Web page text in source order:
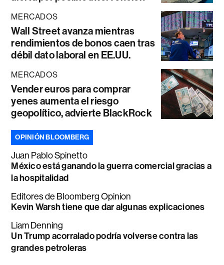
MERCADOS
Wall Street avanza mientras
rendimientos de bonos caen tras
débil dato laboral en EE.UU.
MERCADOS
Vender euros para comprar
yenes aumenta el riesgo
geopolítico, advierte BlackRock
OPINIÓN BLOOMBERG
Juan Pablo Spinetto
México está ganando la guerra comercial gracias a
la hospitalidad
Editores de Bloomberg Opinion
Kevin Warsh tiene que dar algunas explicaciones
Liam Denning
Un Trump acorralado podría volverse contra las
grandes petroleras